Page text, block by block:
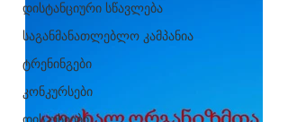
დისტანციური სწავლება
საგანმანათლებლო კამპანია
ტრენინგები
კონკურსები